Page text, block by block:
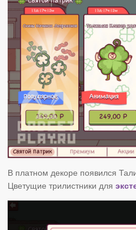
В платном декоре появился
Цветущие трилистники для